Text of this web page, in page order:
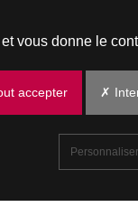
vous donne le
accepter ✗
Personnaliser